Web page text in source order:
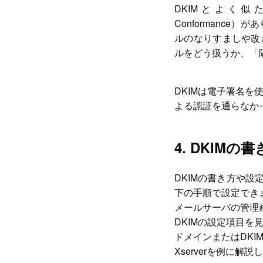
DKIMとよく似た
Conformance）が
ルのなりすましや
ルをどう扱うか、
DKIMは電子署名を
よる認証を通らな
4. DKIMの書
DKIMの書き方や設
下の手順で設定でき
メールサーバの管
DKIMの設定項目を
ドメインまたは
Xserverを例に解説